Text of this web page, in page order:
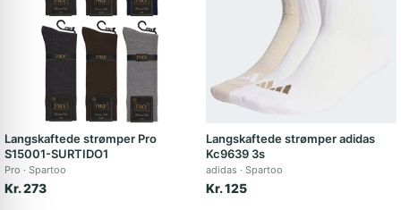
Langskaftede strømper Pro
S15001-SURTIDO1
Pro Spartoo
Kr. 273
Langskaftede strømper adidas
Kc9639 3s
adidas Spartoo
Kr. 125